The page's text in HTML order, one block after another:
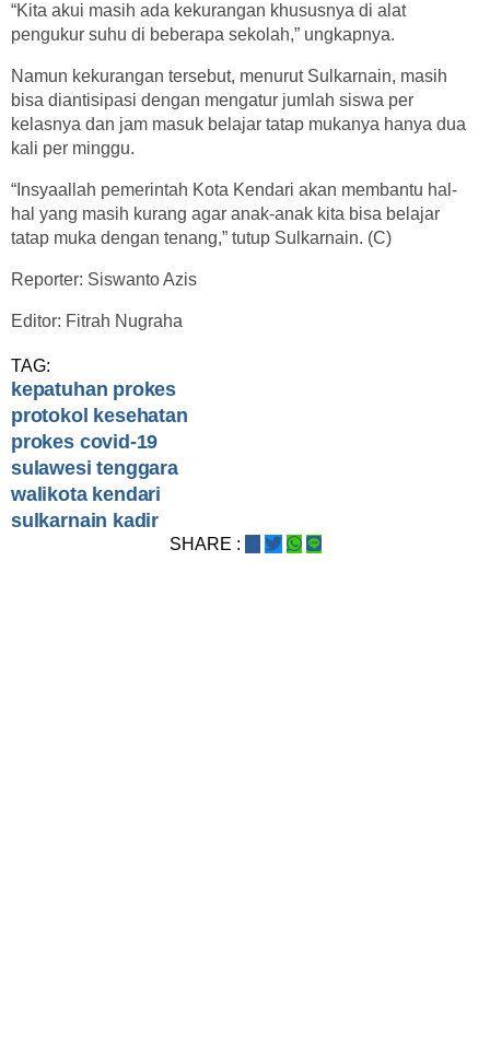
“Kita akui masih ada kekurangan khususnya di alat
pengukur suhu di beberapa sekolah,” ungkapnya.
Namun kekurangan tersebut, menurut Sulkarnain, masih
bisa diantisipasi dengan mengatur jumlah siswa per
kelasnya dan jam masuk belajar tatap mukanya hanya dua
kali per minggu.
“Insyaallah pemerintah Kota Kendari akan membantu hal-
hal yang masih kurang agar anak-anak kita bisa belajar
tatap muka dengan tenang,” tutup Sulkarnain. (C)
Reporter: Siswanto Azis
Editor: Fitrah Nugraha
TAG:
kepatuhan prokes
protokol kesehatan
prokes covid-19
sulawesi tenggara
walikota kendari
sulkarnain kadir
SHARE :